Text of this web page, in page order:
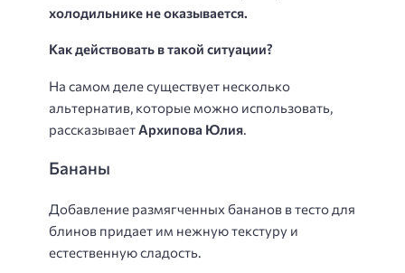
холодильнике не оказывается.
Как действовать в такой ситуации?
На самом деле существует несколько
альтернатив, которые можно использовать,
рассказываетАрхипова Юлия.
Бананы
Добавление размягченных бананов в тесто для
блинов придает им нежную текстуру и
естественную сладость.